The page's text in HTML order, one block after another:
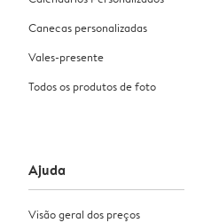
Canecas personalizadas
Vales-presente
Todos os produtos de foto
Ajuda
Visão geral dos preços